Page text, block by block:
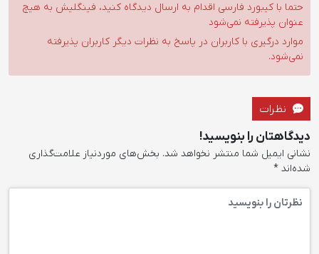
حتما با کیبورد فارسی اقدام به ارسال دیدگاه کنید، فینگلیش به هیچ
عنوان پذیرفته نمی‌شود
موارد درگیری با کاربران در پاسخ به نظرات دیگر کاربران پذیرفته
نمی‌شود.
نظرات
دیدگاهتان را بنویسید!
نشانی ایمیل شما منتشر نخواهد شد. بخش‌های موردنیاز علامت‌گذاری
شده‌اند *